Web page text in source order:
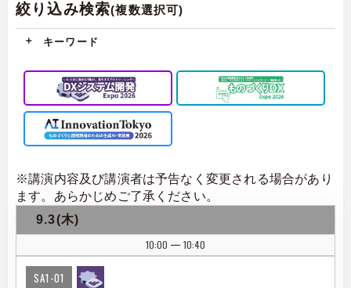
絞り込み検索(複数選択可)
キーワード
※講演内容及び講演者は予告なく変更される場合があり
ます。あらかじめご了承ください。
9.3(木)
10:00
| 10:40
SA1-01